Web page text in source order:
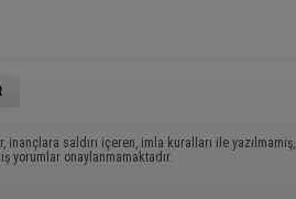
saldırı içeren, imla kuralları ile yazılmamış,
yorumlar onaylanmamaktadır.